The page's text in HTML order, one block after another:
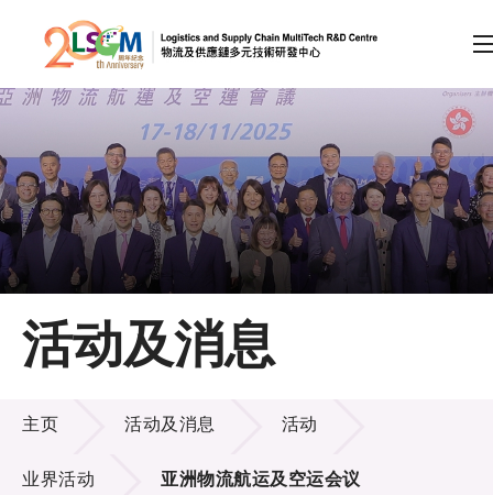
跳到内容（按回车键）
会员登录
A A EN 繁 简
主页
关于LSCM
技术商品化
项目及资助计划
活动及消息
活动及消息
主页 活动及消息 活动
业界活动 亚洲物流航运及空运会议